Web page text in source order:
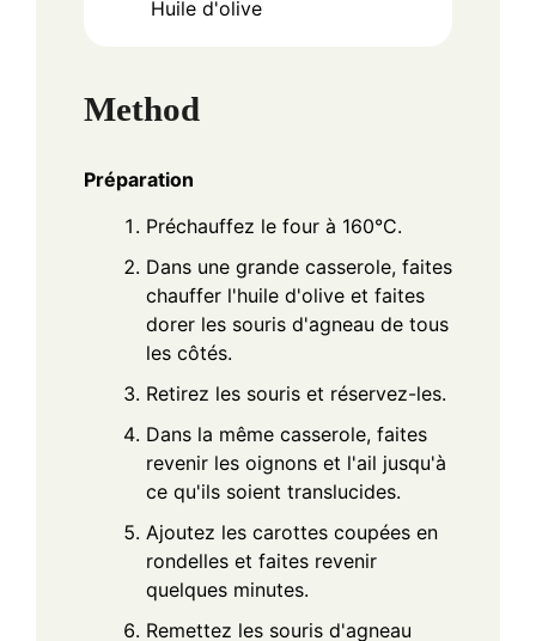
Huile d'olive
Method
Préparation
Préchauffez le four à 160°C.
Dans une grande casserole, faites
chauffer l'huile d'olive et faites
dorer les souris d'agneau de tous
les côtés.
Retirez les souris et réservez-les.
Dans la même casserole, faites
revenir les oignons et l'ail jusqu'à
ce qu'ils soient translucides.
Ajoutez les carottes coupées en
rondelles et faites revenir
quelques minutes.
Remettez les souris d'agneau